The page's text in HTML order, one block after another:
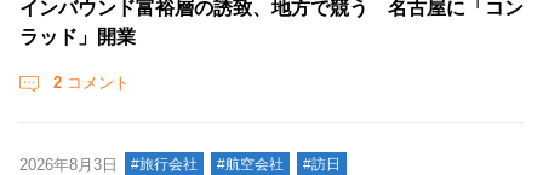
インバウンド富裕層の誘致、地方で競う 名古屋に「コン
ラッド」開業
2 コメント
2026年8月3日 #旅行会社 #航空会社 #訪日